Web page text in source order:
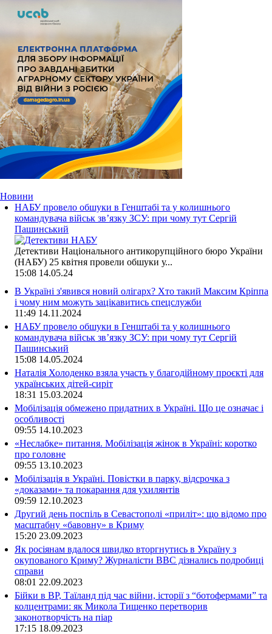
Новини
НАБУ провело обшуки в Генштабі та у колишнього
командувача військ зв’язку ЗСУ: при чому тут Сергій
Пашинський
Детективи Національного антикорупційного бюро України
(НАБУ) 25 квітня провели обшуки у...
15:08 14.05.24
В Україні з'явився новий олігарх? Хто такий Максим Кріппа
і чому ним можуть зацікавитись спецслужби
11:49 14.11.2024
НАБУ провело обшуки в Генштабі та у колишнього
командувача військ зв’язку ЗСУ: при чому тут Сергій
Пашинський
15:08 14.05.2024
Наталія Холоденко взяла участь у благодійному проєкті для
українських дітей-сиріт
18:31 15.03.2024
Мобілізація обмежено придатних в Україні. Що це означає і
особливості
09:55 14.10.2023
«Неслабке» питання. Мобілізація жінок в Україні: коротко
про головне
09:55 13.10.2023
Мобілізація в Україні. Повістки в парку, відсрочка з
«доказами» та покарання для ухилянтів
09:59 12.10.2023
Другий день поспіль в Севастополі «приліт»: що відомо про
масштабну «бавовну» в Криму
15:20 23.09.2023
Як росіянам вдалося швидко вторгнутись в Україну з
окупованого Криму? Журналісти ВВС дізнались подробиці
справи
08:01 22.09.2023
Бійки в ВР, Таїланд під час війни, історії з “ботофермами” та
колцентрами: як Микола Тищенко перетворив
законотворчість на піар
17:15 18.09.2023